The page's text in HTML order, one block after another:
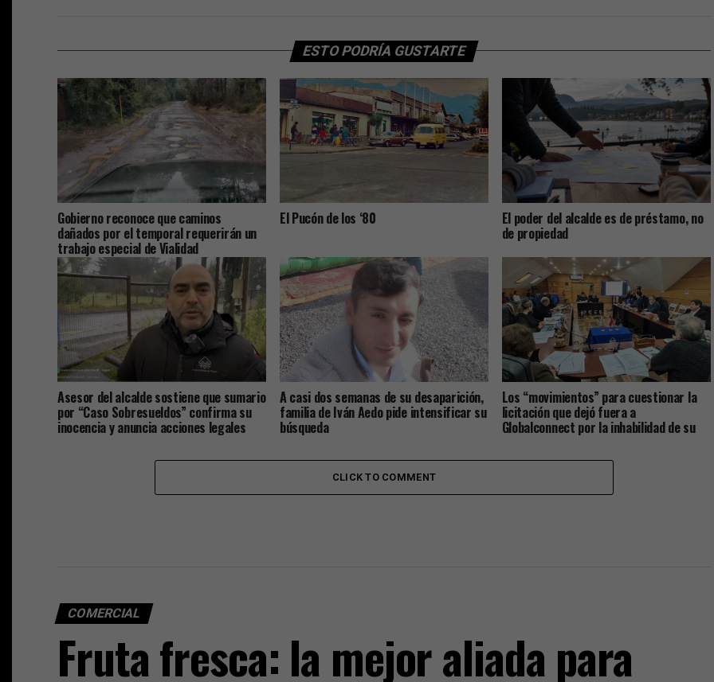
ESTO PODRÍA GUSTARTE
Gobierno reconoce que caminos
dañados por el temporal requerirán un
trabajo especial de Vialidad
El Pucón de los ‘80 El poder del alcalde es de préstamo, no
de propiedad
Asesor del alcalde sostiene que sumario
por “Caso Sobresueldos” confirma su
inocencia y anuncia acciones legales
A casi dos semanas de su desaparición,
familia de Iván Aedo pide intensificar su
búsqueda
Los “movimientos” para cuestionar la
licitación que dejó fuera a
Globalconnect por la inhabilidad de su
CLICK TO COMMENT
COMERCIAL
Fruta fresca: la mejor aliada para